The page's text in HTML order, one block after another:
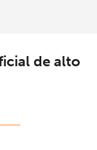
de alto